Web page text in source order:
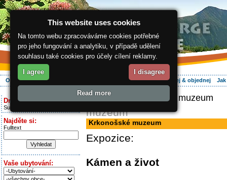
O regionu Aktivně Ubytování Hledej & objednej
Dnes je:
Sunday 9.08.2026
Najděte si:
Fulltext
Vaše ubytování:
ergis.cz > Krkonošské muzeum
muzeum
Krkonošské muzeum
Expozice:
Kámen a život
This website uses cookies
Na tomto webu zpracováváme cookies potřebné
pro jeho fungování a analytiku, v případě udělení
souhlasu také cookies pro účely cílení reklamy.
I agree I disagree
Read more